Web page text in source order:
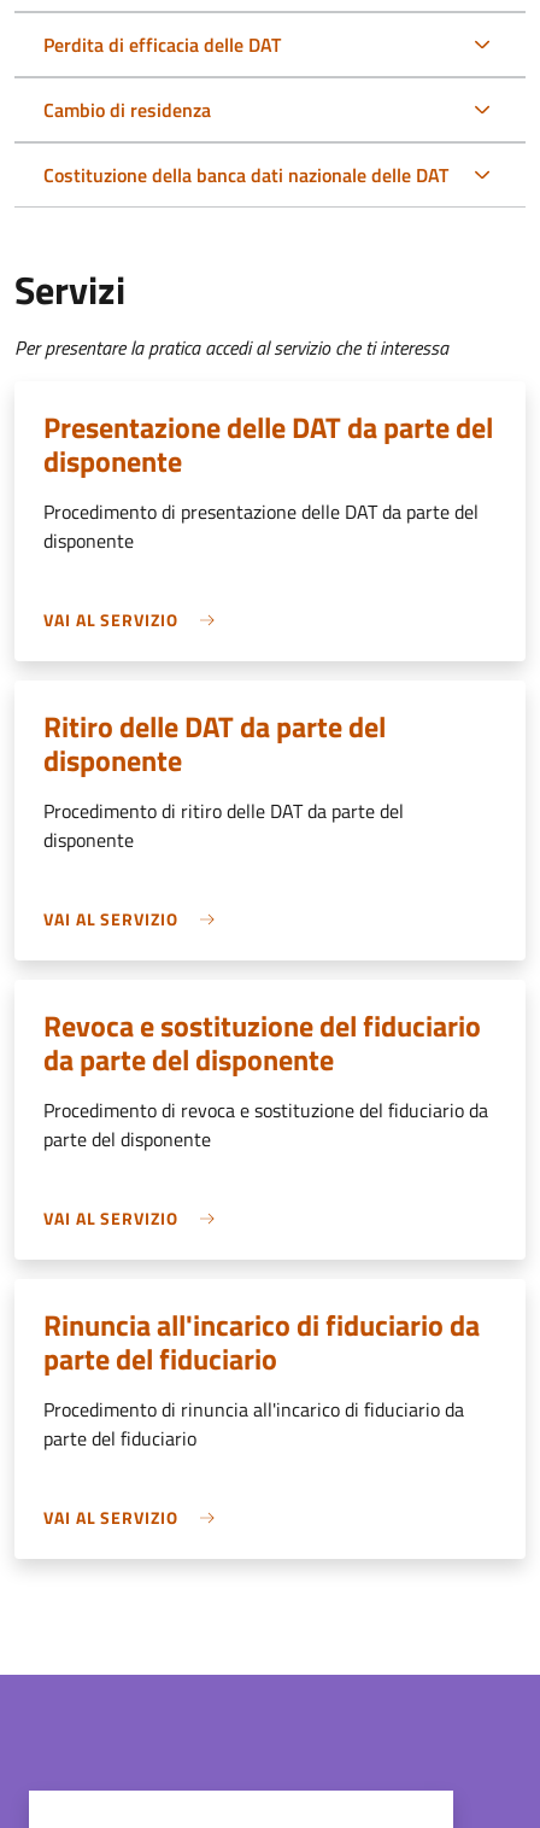
Perdita di efficacia delle DAT
Cambio di residenza
Costituzione della banca dati nazionale delle DAT
Servizi
Per presentare la pratica accedi al servizio che ti interessa
Presentazione delle DAT da parte del
disponente
Procedimento di presentazione delle DAT da parte del
disponente
VAI AL SERVIZIO
Ritiro delle DAT da parte del
disponente
Procedimento di ritiro delle DAT da parte del
disponente
VAI AL SERVIZIO
Revoca e sostituzione del fiduciario
da parte del disponente
Procedimento di revoca e sostituzione del fiduciario da
parte del disponente
VAI AL SERVIZIO
Rinuncia all'incarico di fiduciario da
parte del fiduciario
Procedimento di rinuncia all'incarico di fiduciario da
parte del fiduciario
VAI AL SERVIZIO